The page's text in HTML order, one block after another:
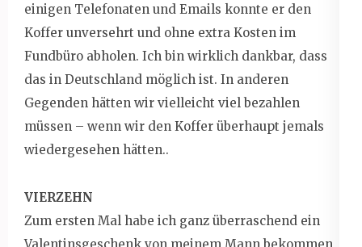
einigen Telefonaten und Emails konnte er den
Koffer unversehrt und ohne extra Kosten im
Fundbüro abholen. Ich bin wirklich dankbar, dass
das in Deutschland möglich ist. In anderen
Gegenden hätten wir vielleicht viel bezahlen
müssen – wenn wir den Koffer überhaupt jemals
wiedergesehen hätten..
VIERZEHN
Zum ersten Mal habe ich ganz überraschend ein
Valentinsgeschenk von meinem Mann bekommen,